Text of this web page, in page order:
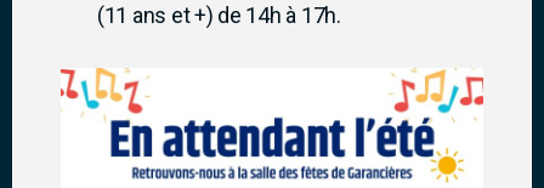
(11 ans et +) de 14h à 17h.